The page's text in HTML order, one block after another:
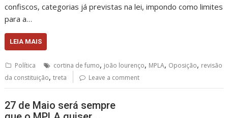
confiscos, categorias já previstas na lei, impondo como limites
para a…
LEIA MAIS
Política cortina de fumo, joão lourenço, MPLA, Oposição, revisão
da constituição,treta Leave a comment
27 de Maio será sempre